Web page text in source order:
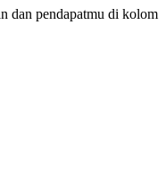
dan pendapatmu di kolom